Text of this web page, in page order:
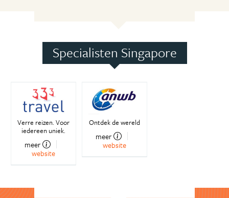
Specialisten Singapore
Verre reizen. Voor
iedereen uniek.
meer
website
Ontdek de wereld
meer
website